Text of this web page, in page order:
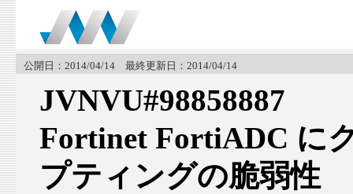
公開日：2014/04/14 最終更新日：2014/04/14
JVNVU#98858887
Fortinet FortiADC に
プティングの脆弱性